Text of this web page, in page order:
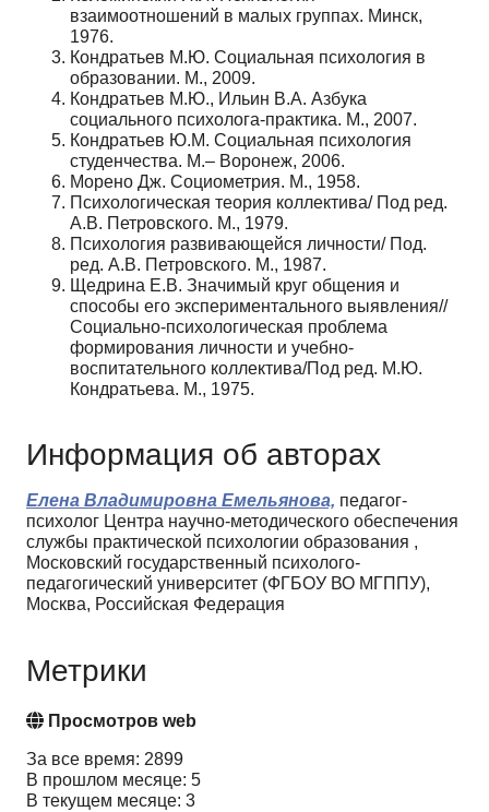
взаимоотношений в малых группах. Минск,
1976.
Кондратьев М.Ю. Социальная психология в
образовании. М., 2009.
Кондратьев М.Ю., Ильин В.А. Азбука
социального психолога-практика. М., 2007.
Кондратьев Ю.М. Социальная психология
студенчества. М.– Воронеж, 2006.
Морено Дж. Социометрия. М., 1958.
Психологическая теория коллектива/ Под ред.
А.В. Петровского. М., 1979.
Психология развивающейся личности/ Под.
ред. А.В. Петровского. М., 1987.
Щедрина Е.В. Значимый круг общения и
способы его экспериментального выявления//
Социально-психологическая проблема
формирования личности и учебно-
воспитательного коллектива/Под ред. М.Ю.
Кондратьева. М., 1975.
Информация об авторах
Елена Владимировна Емельянова, педагог-
психолог Центра научно-методического обеспечения
службы практической психологии образования ,
Московский государственный психолого-
педагогический университет (ФГБОУ ВО МГППУ),
Москва, Российская Федерация
Метрики
Просмотров web
За все время: 2899
В прошлом месяце: 5
В текущем месяце: 3